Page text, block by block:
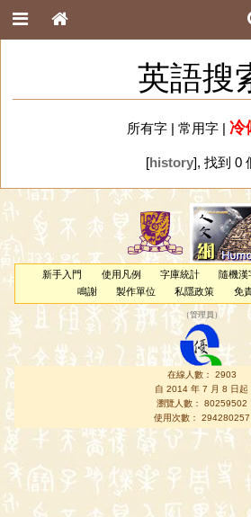
英語搜
所有字| 常用字| 冷
[history], 找到 0
新手入門 使用凡例 字庫統計 隨機漢
鳴謝
製作單位 私隱政策 免
（管理員 ）
在線人數： 2903
自 2014 年 7 月 8 日起
瀏覽人數： 80259502
使用次數： 294280257